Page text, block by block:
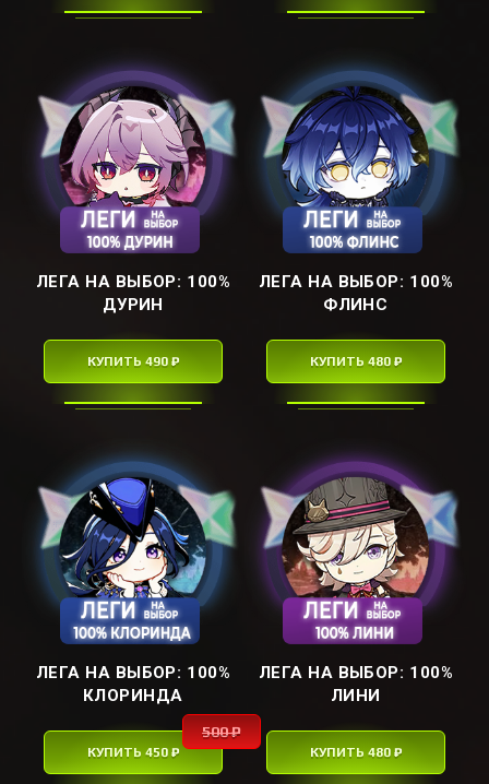
ЛЕГА НА ВЫБОР: ㅤ100%
ДУРИНㅤ
КУПИТЬ 490 ₽
ЛЕГА НА ВЫБОР: ㅤ100%
ФЛИНСㅤ
КУПИТЬ 480 ₽
ЛЕГА НА ВЫБОР: ㅤ100%
КЛОРИНДАㅤ
КУПИТЬ 450 ₽
500 ₽
ЛЕГА НА ВЫБОР: ㅤ100%
ЛИНИㅤ
КУПИТЬ 480 ₽